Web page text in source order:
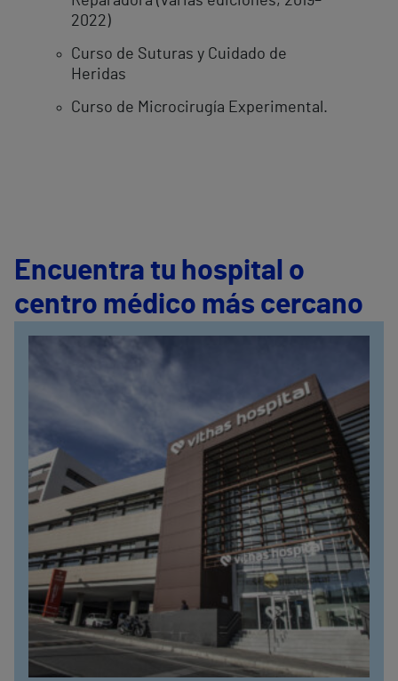
2022)
Curso de Suturas y Cuidado de
Heridas
Curso de Microcirugía Experimental.
Encuentra tu hospital o
centro médico más cercano